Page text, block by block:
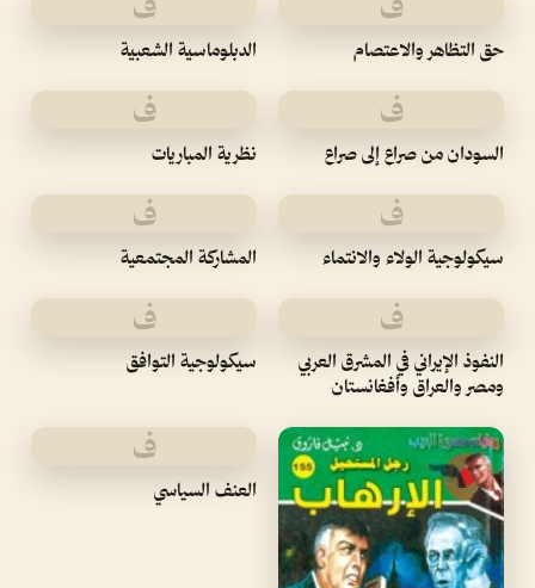
حق التظاهر والاعتصام الدبلوماسية الشعبية
ف
السودان من صراع إلى صراع
ف
نظرية المباريات
ف
سيكولوجية الولاء والانتماء
ف
المشاركة المجتمعية
ف
النفوذ الإيراني في المشرق العربي
ومصر والعراق وأفغانستان
ف
سيكولوجية التوافق
ف
العنف السياسي